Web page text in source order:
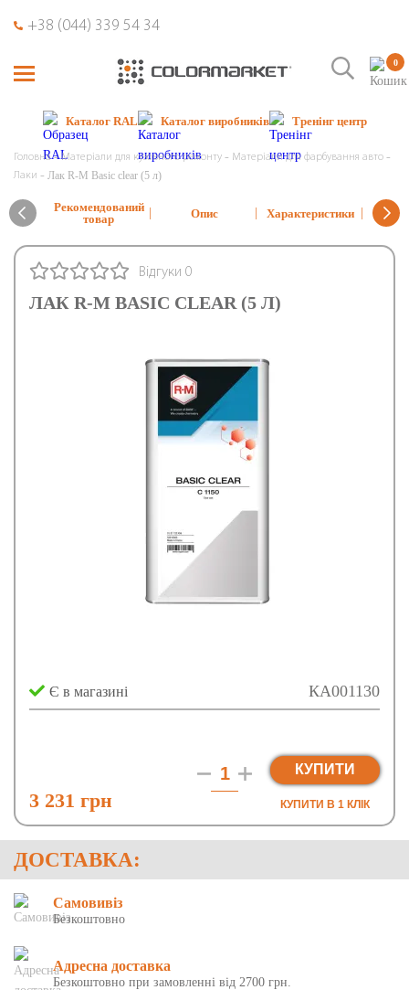
+38 (044) 339 54 34
0
Каталог RAL Каталог виробників Тренінг центр
Головна Матеріали для кузовного ремонту
Матеріали для фарбування авто
Лаки
Лак R-M Basic clear (5 л)
Рекомендований
товар
Опис Характеристики
та
ЛАК R-M BASIC CLEAR (5 Л)
Відгуки 0
КА001130
Є в магазині
3 231 грн
КУПИТИ
КУПИТИ В 1 КЛIК
ДОСТАВКА:
Самовивіз
Безкоштовно
Адресна доставка
Безкоштовно при замовленні від 2700 грн.